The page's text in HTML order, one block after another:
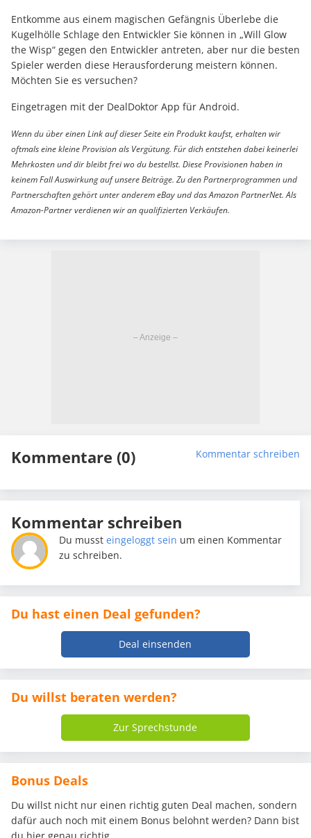
Entkomme aus einem magischen Gefängnis Überlebe die
Kugelhölle Schlage den Entwickler Sie können in „Will Glow
the Wisp“ gegen den Entwickler antreten, aber nur die besten
Spieler werden diese Herausforderung meistern können.
Möchten Sie es versuchen?
Eingetragen mit der DealDoktor App für Android.
Wenn du über einen Link auf dieser Seite ein Produkt kaufst, erhalten wir
oftmals eine kleine Provision als Vergütung. Für dich entstehen dabei keinerlei
Mehrkosten und dir bleibt frei wo du bestellst. Diese Provisionen haben in
keinem Fall Auswirkung auf unsere Beiträge. Zu den Partnerprogrammen und
Partnerschaften gehört unter anderem eBay und das Amazon PartnerNet. Als
Amazon-Partner verdienen wir an qualifizierten Verkäufen.
Kommentare (0) Kommentar schreiben
Kommentar schreiben
Du mussteingeloggt sein um einen Kommentar
zu schreiben.
Du hast einen Deal gefunden?
Deal einsenden
Du willst beraten werden?
Zur Sprechstunde
Bonus Deals
Du willst nicht nur einen richtig guten Deal machen, sondern
dafür auch noch mit einem Bonus belohnt werden? Dann bist
du hier genau richtig.